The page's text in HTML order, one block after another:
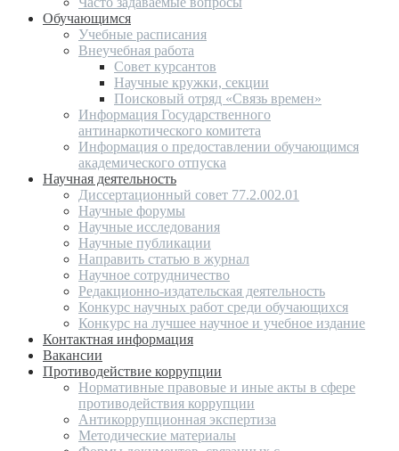
Обучающимся
Учебные расписания
Внеучебная работа
Совет курсантов
Научные кружки, секции
Поисковый отряд «Связь времен»
Информация Государственного
антинаркотического комитета
Информация о предоставлении обучающимся
академического отпуска
Научная деятельность
Диссертационный совет 77.2.002.01
Научные форумы
Научные исследования
Научные публикации
Направить статью в журнал
Научное сотрудничество
Редакционно-издательская деятельность
Конкурс научных работ среди обучающихся
Конкурс на лучшее научное и учебное издание
Контактная информация
Вакансии
Противодействие коррупции
Нормативные правовые и иные акты в сфере
противодействия коррупции
Антикоррупционная экспертиза
Методические материалы